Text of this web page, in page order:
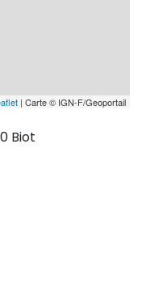
| Carte © IGN-F/Geoportail
Biot